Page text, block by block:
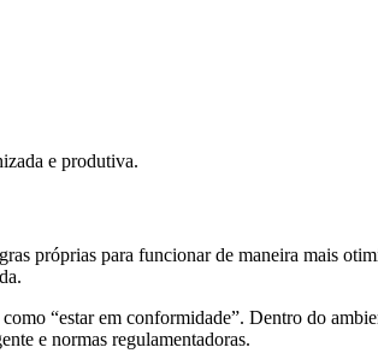
e produtiva.
próprias para funcionar de maneira mais
“estar em conformidade”. Dentro do
e normas regulamentadoras.